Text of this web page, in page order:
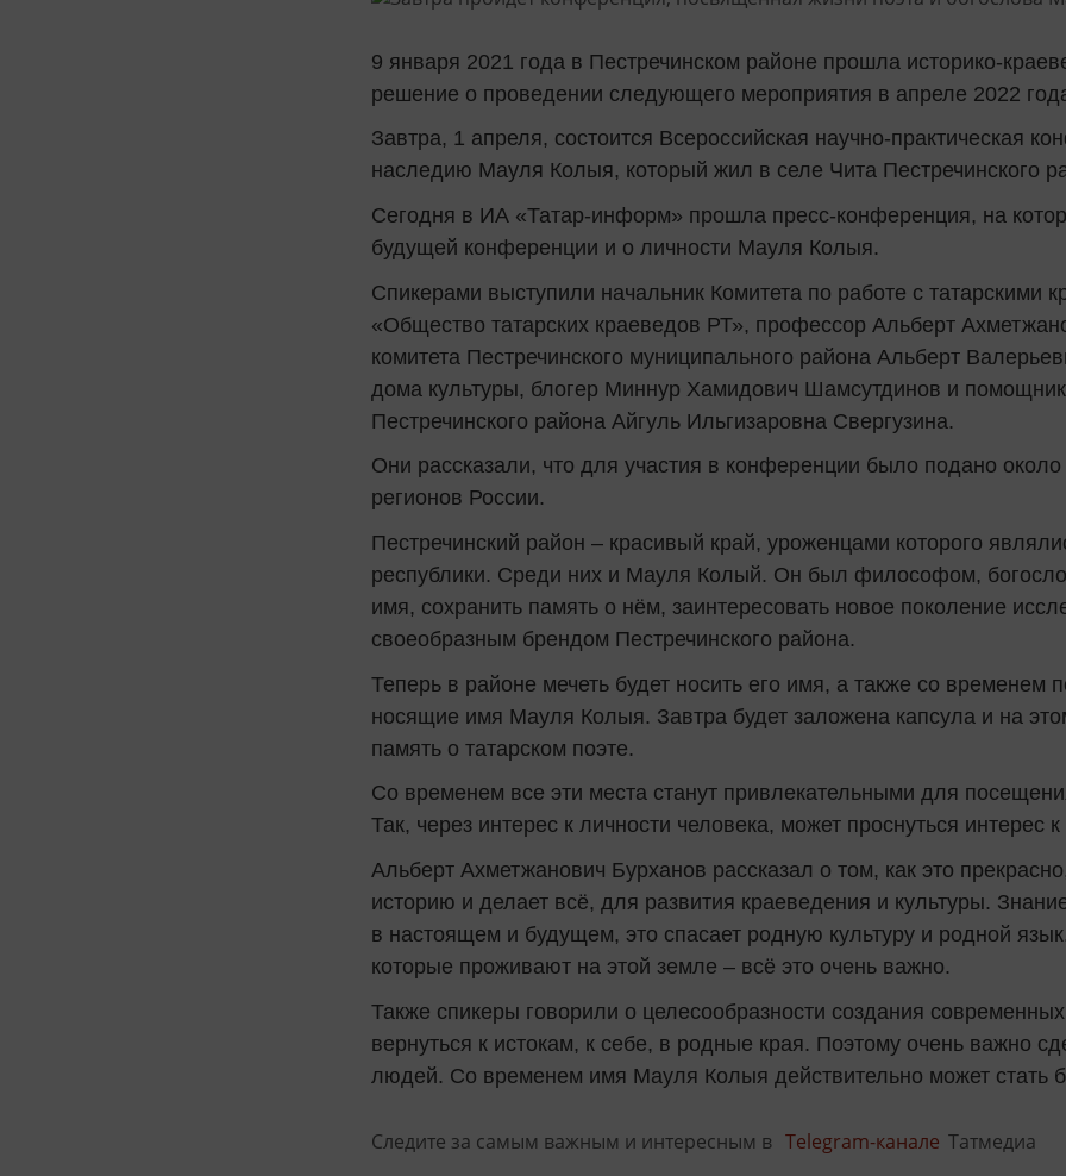
9 января 2021 года в Пестречинском районе прошла историко-
решение о проведении следующего мероприятия в апреле 2022
Завтра, 1 апреля, состоится Всероссийская научно-практическая
наследию Мауля Колыя, который жил в селе Чита Пестречинского
Сегодня в ИА «Татар-информ» прошла пресс-конференция, на
будущей конференции и о личности Мауля Колыя.
Спикерами выступили начальник Комитета по работе с
«Общество татарских краеведов РТ», профессор Альберт
комитета Пестречинского муниципального района Альберт
дома культуры, блогер Миннур Хамидович Шамсутдинов и
Пестречинского района Айгуль Ильгизаровна Свергузина.
Они рассказали, что для участия в конференции было подано
регионов России.
Пестречинский район – красивый край, уроженцами которого
республики. Среди них и Мауля Колый. Он был философом,
имя, сохранить память о нём, заинтересовать новое поколение
своеобразным брендом Пестречинского района.
Теперь в районе мечеть будет носить его имя, а также со временем
носящие имя Мауля Колыя. Завтра будет заложена капсула и на
память о татарском поэте.
Со временем все эти места станут привлекательными для
Так, через интерес к личности человека, может проснуться интерес
Альберт Ахметжанович Бурханов рассказал о том, как это
историю и делает всё, для развития краеведения и культуры.
в настоящем и будущем, это спасает родную культуру и родной
которые проживают на этой земле – всё это очень важно.
Также спикеры говорили о целесообразности создания
вернуться к истокам, к себе, в родные края. Поэтому очень важно
людей. Со временем имя Мауля Колыя действительно может стать
Следите за самым важным и интересным в Telegram-канале Татмедиа